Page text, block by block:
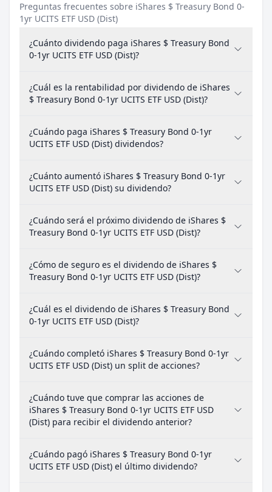
Preguntas frecuentes sobre iShares $ Treasury Bond 0-
1yr UCITS ETF USD (Dist)
¿Cuánto dividendo paga iShares $ Treasury Bond
0-1yr UCITS ETF USD (Dist)?
¿Cuál es la rentabilidad por dividendo de iShares
$ Treasury Bond 0-1yr UCITS ETF USD (Dist)?
¿Cuándo paga iShares $ Treasury Bond 0-1yr
UCITS ETF USD (Dist) dividendos?
¿Cuánto aumentó iShares $ Treasury Bond 0-1yr
UCITS ETF USD (Dist) su dividendo?
¿Cuándo será el próximo dividendo de iShares $
Treasury Bond 0-1yr UCITS ETF USD (Dist)?
¿Cómo de seguro es el dividendo de iShares $
Treasury Bond 0-1yr UCITS ETF USD (Dist)?
¿Cuál es el dividendo de iShares $ Treasury Bond
0-1yr UCITS ETF USD (Dist)?
¿Cuándo completó iShares $ Treasury Bond 0-1yr
UCITS ETF USD (Dist) un split de acciones?
¿Cuándo tuve que comprar las acciones de
iShares $ Treasury Bond 0-1yr UCITS ETF USD
(Dist) para recibir el dividendo anterior?
¿Cuándo pagó iShares $ Treasury Bond 0-1yr
UCITS ETF USD (Dist) el último dividendo?